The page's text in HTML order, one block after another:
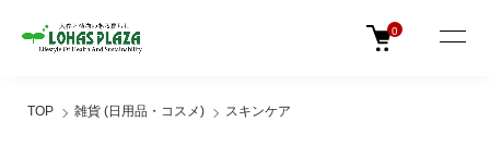
0
TOP 雑貨 (日用品・コスメ) スキンケア